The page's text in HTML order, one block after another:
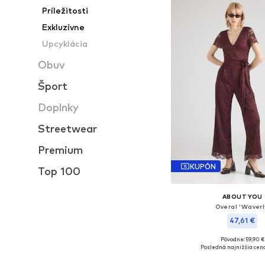
Príležitosti
Exkluzívne
Upcyklácia
Obuv
Šport
Doplnky
Streetwear
Premium
Top 100
KUPÓN
ABOUT YOU
Overal
47,61 €
Dostupné veľkosti: XS,
Pôvodne: 59,90 €
Posledná najnižšia